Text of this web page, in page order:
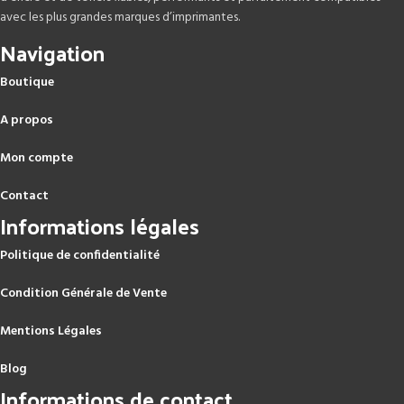
avec les plus grandes marques d’imprimantes.
Navigation
Boutique
A propos
Mon compte
Contact
Informations légales
Politique de confidentialité
Condition Générale de Vente
Mentions Légales
Blog